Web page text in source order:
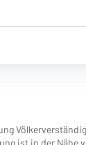
ist in der Nähe